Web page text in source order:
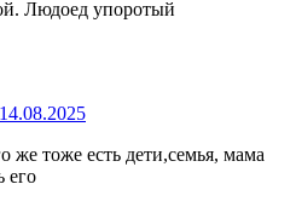
Людоед упоротый
14.08.2025
же тоже есть дети,семья, мама
его